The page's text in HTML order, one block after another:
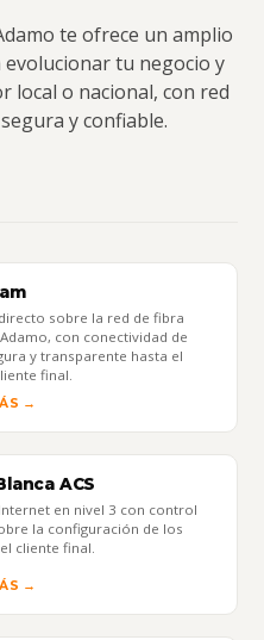
te ofrece un amplio
tu negocio y
local o nacional, con red
y confiable.
sobre la red de fibra
con conectividad de
y transparente hasta el
final.
→
ACS
en nivel 3 con control
la configuración de los
cliente final.
→